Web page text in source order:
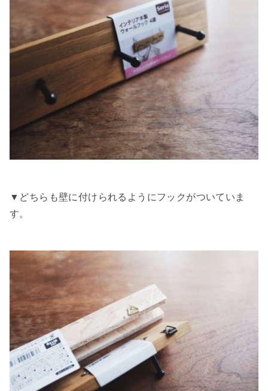
▼どちらも壁に付けられるようにフックがついていま
す。